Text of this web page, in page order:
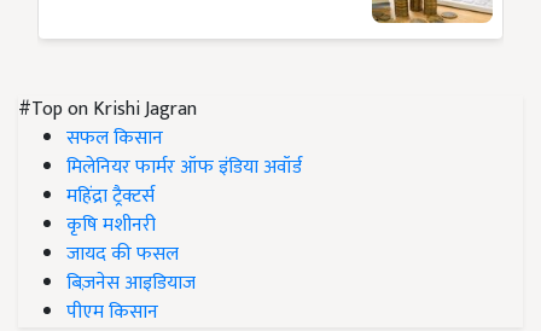
#Top on Krishi Jagran
सफल किसान
मिलेनियर फार्मर ऑफ इंडिया अवॉर्ड
महिंद्रा ट्रैक्टर्स
कृषि मशीनरी
जायद की फसल
बिज़नेस आइडियाज
पीएम किसान